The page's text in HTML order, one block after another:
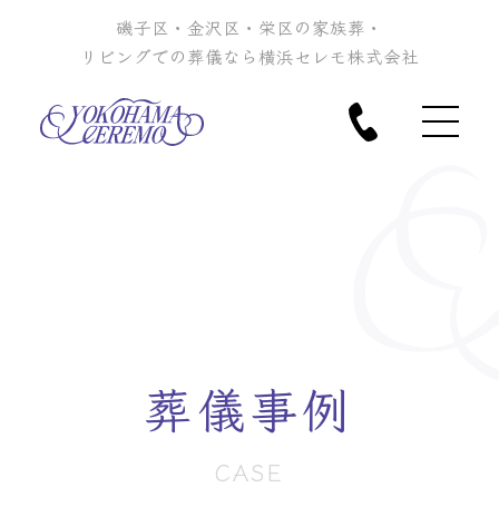
磯子区・金沢区・栄区の家族葬・
リビングでの葬儀なら横浜セレモ株式会社
葬儀事例
CASE